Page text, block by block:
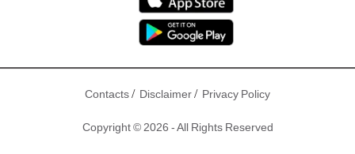
Contacts/ Disclaimer/ Privacy Policy
Copyright © 2026 - All Rights Reserved